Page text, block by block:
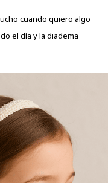
cuando quiero algo
el día y la diadema